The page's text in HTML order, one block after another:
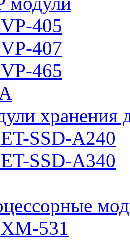
405
407
465
хранения
SSD-A240
SSD-A340
531